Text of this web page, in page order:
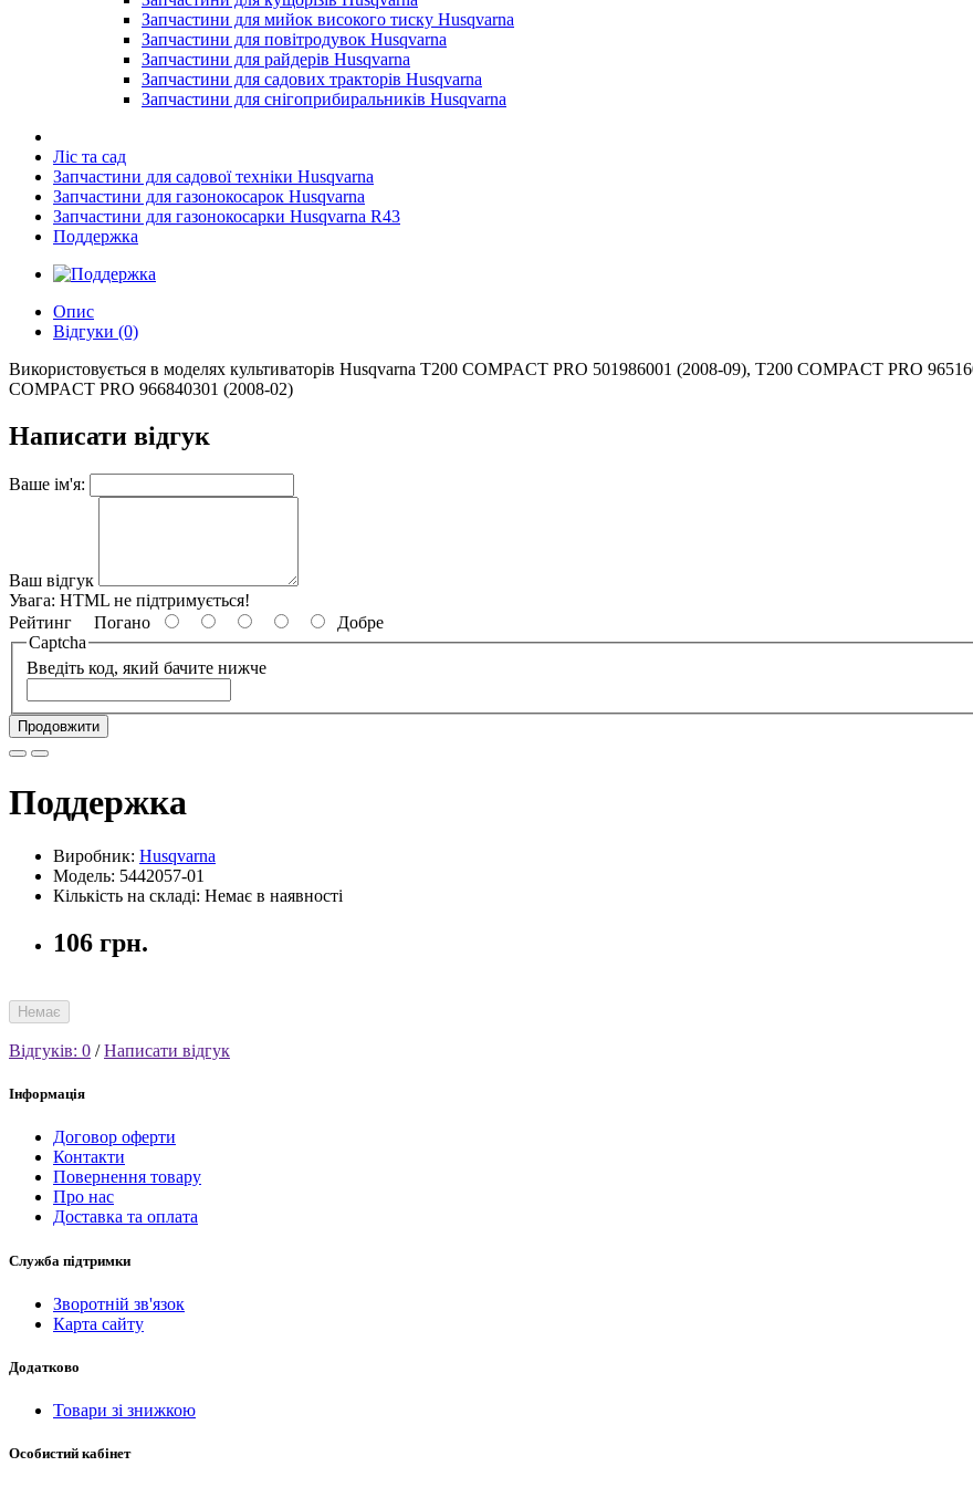
Запчастини для мийок високого тиску Husqvarna
Запчастини для повітродувок Husqvarna
Запчастини для райдерів Husqvarna
Запчастини для садових тракторів Husqvarna
Запчастини для снігоприбиральників Husqvarna
Ліс та сад
Запчастини для садової техніки Husqvarna
Запчастини для газонокосарок Husqvarna
Запчастини для газонокосарки Husqvarna R43
Поддержка
Опис
Відгуки (0)
Використовується в моделях культиваторів Husqvarna T200 COMPACT PRO 501986001 (2008-09), T200 COMPACT PRO
COMPACT PRO 966840301 (2008-02)
Написати відгук
Ваше ім'я:
Ваш відгук
Увага: HTML не підтримується!
Рейтинг Погано
Добре
Captcha
Введіть код, який бачите нижче
Продовжити
Поддержка
Виробник: Husqvarna
Модель: 5442057-01
Кількість на складі: Немає в наявності
106 грн.
Немає
Відгуків: 0 /Написати відгук
Інформація
Договор оферти
Контакти
Повернення товару
Про нас
Доставка та оплата
Служба підтримки
Зворотній зв'язок
Карта сайту
Додатково
Товари зі знижкою
Особистий кабінет